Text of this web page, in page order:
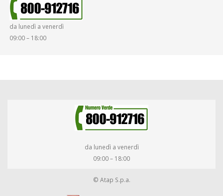
da lunedì a venerdì
09:00 – 18:00
da lunedì a venerdì
09:00 – 18:00
© Atap S.p.a.